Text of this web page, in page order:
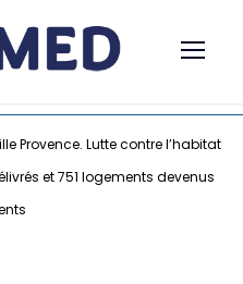
Provence. Lutte contre l’habitat
et 751 logements devenus